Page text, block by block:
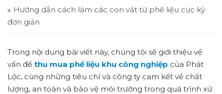
Hướng dẫn cách làm các con vật từ phế liệu cực kỳ
đơn giản
Trong nội dung bài viết này, chúng tôi sẽ giới thiệu về
vấn đề thu mua phế liệu khu công nghiệp của Phát
Lộc, cùng những tiêu chí và công ty cam kết về chất
lượng, an toàn và bảo vệ môi trường trong quá trình xử